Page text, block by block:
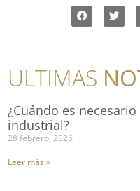
ULTIMAS
¿Cuándo es
industrial?
28 febrero, 2026
Leer más »